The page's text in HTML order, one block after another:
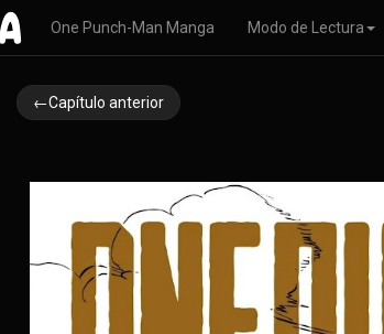
One Punch-Man Manga Modo de Lectura
←Capítulo anterior